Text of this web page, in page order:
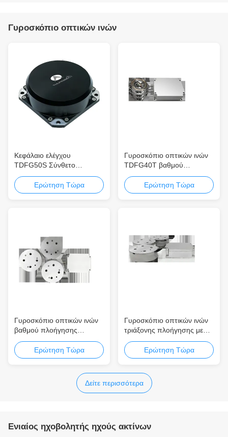
Γυροσκόπιο οπτικών ινών
Κεφάλαιο ελέγχου
TDFG50S Σύνθετο
γυροσκόπιο οπτικών ινών
υψηλής απόδοσης για
ακριβή πλοήγηση
Ερώτηση Τώρα
Γυροσκόπιο οπτικών ινών
TDFG40T βαθμού
πλοήγησης με υψηλή
ευαισθησία και δυναμικό
εύρος ≥±400°/s
Ερώτηση Τώρα
Γυροσκόπιο οπτικών ινών
βαθμού πλοήγησης
TDFG50T με υψηλή
ακρίβεια και σχεδιασμό σε
στερεή κατάσταση για
Ερώτηση Τώρα
Γυροσκόπιο οπτικών ινών
τριάξονης πλοήγησης με
ακρίβεια 0,01°/h και έξοδο
RS-422Ερώτηση Τώρα
Δείτε περισσότερα
Ενιαίος ηχοβολητής ηχούς ακτίνων